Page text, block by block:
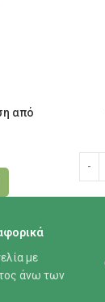
από
με
άνω των